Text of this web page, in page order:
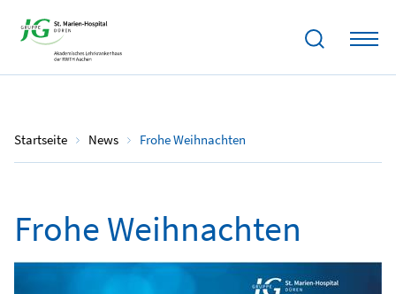
Startseite News Frohe Weihnachten
24.12.2024
Frohe Weihnachten